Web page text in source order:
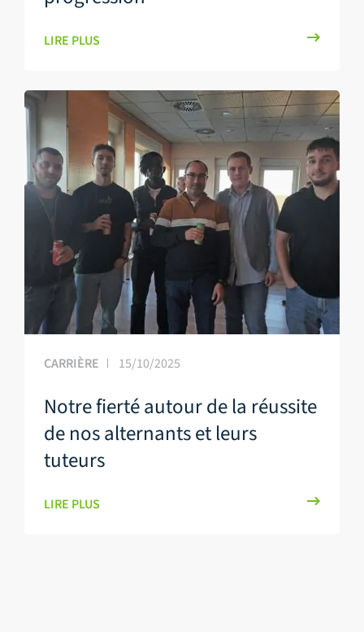
LIRE PLUS
CARRIÈRE 15/10/2025
Notre fierté autour de la réussite
de nos alternants et leurs
tuteurs
LIRE PLUS